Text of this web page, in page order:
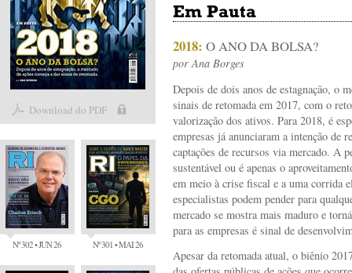
Download do PDF
Nº 302 • JUN 26 Nº 301 • MAI 26
Em Pauta
2018: O ANO DA BOLSA?
porAna Borges
Depois de dois anos de estagnação, o
sinais de retomada em 2017, com o
valorização dos ativos. Para 2018, é
empresas já anunciaram a intenção de
captações de recursos via mercado. A
sustentável ou é apenas o
em meio à crise fiscal e a uma corrida
especialistas podem pender para
mercado se mostra mais maduro e
para as empresas é sinal de
Apesar da retomada atual, o biênio